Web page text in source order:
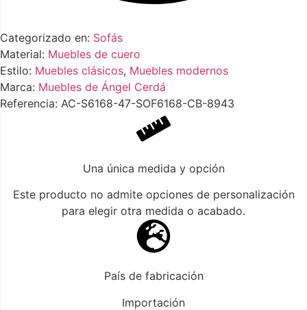
Categorizado en: Sofás
Material: Muebles de cuero
Estilo: Muebles clásicos, Muebles modernos
Marca: Muebles de Ángel Cerdá
Referencia: AC-S6168-47-SOF6168-CB-8943
Una única medida y opción
Este producto no admite opciones de personalización
para elegir otra medida o acabado.
País de fabricación
Importación